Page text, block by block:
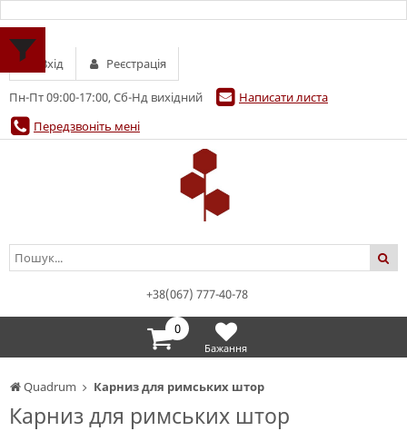
Quadrum Карниз для римських штор
Карниз для римських штор
Пн-Пт 09:00-17:00, Сб-Нд вихідний
Написати листа
Передзвоніть мені
Вхід Реєстрація
+38(067) 777-40-78
0
Бажання